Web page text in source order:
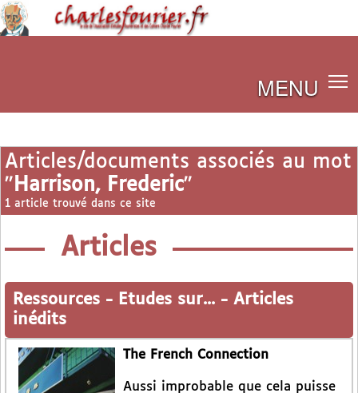
MENU
Articles/documents associés au mot
" Harrison, Frederic"
1 article trouvé dans ce site
Articles
Ressources - Etudes sur... - Articles
inédits
The French Connection
Aussi improbable que cela puisse